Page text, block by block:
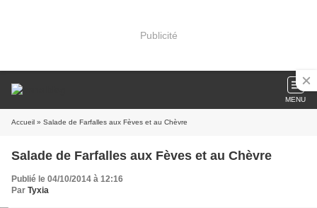
Publicité
MENU
Accueil » Salade de Farfalles aux Fèves et au Chèvre
Salade de Farfalles aux Fèves et au Chèvre
Publié le 04/10/2014 à 12:16
Par Tyxia